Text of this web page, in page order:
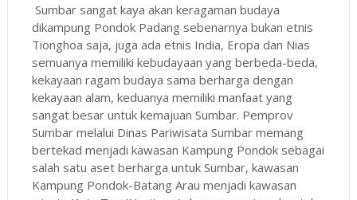
Sumbar sangat kaya akan keragaman budaya
dikampung Pondok Padang sebenarnya bukan etnis
Tionghoa saja, juga ada etnis India, Eropa dan Nias
semuanya memiliki kebudayaan yang berbeda-beda,
kekayaan ragam budaya sama berharga dengan
kekayaan alam, keduanya memiliki manfaat yang
sangat besar untuk kemajuan Sumbar. Pemprov
Sumbar melalui Dinas Pariwisata Sumbar memang
bertekad menjadi kawasan Kampung Pondok sebagai
salah satu aset berharga untuk Sumbar, kawasan
Kampung Pondok-Batang Arau menjadi kawasan